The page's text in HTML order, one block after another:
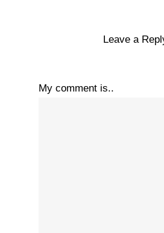
Leave a
My comment is..